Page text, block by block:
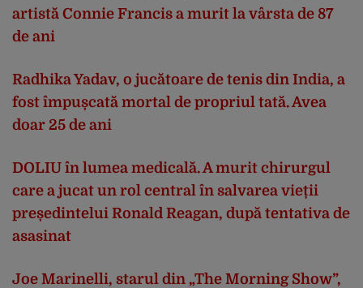
artistă Connie Francis a murit la vârsta de 87
de ani
Radhika Yadav, o jucătoare de tenis din India, a
fost împușcată mortal de propriul tată. Avea
doar 25 de ani
DOLIU în lumea medicală. A murit chirurgul
care a jucat un rol central în salvarea vieții
președintelui Ronald Reagan, după tentativa de
asasinat
Joe Marinelli, starul din „The Morning Show”,